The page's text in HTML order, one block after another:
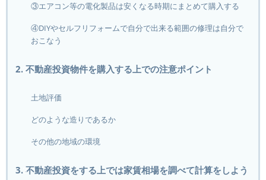
③エアコン等の電化製品は安くなる時期にまとめて購入する
④DIYやセルフリフォームで自分で出来る範囲の修理は自分で
おこなう
2. 不動産投資物件を購入する上での注意ポイント
土地評価
どのような造りであるか
その他の地域の環境
3. 不動産投資をする上では家賃相場を調べて計算をしよう